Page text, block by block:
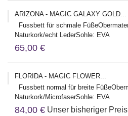
ARIZONA - MAGIC GALAXY GOLD...
Fussbett für schmale
Naturkork/echt LederSohle: EVA
65,00 €
FLORIDA - MAGIC FLOWER...
Fussbett normal für breite
Naturkork/MicrofaserSohle: EVA
84,00 € Unser bisheriger Preis